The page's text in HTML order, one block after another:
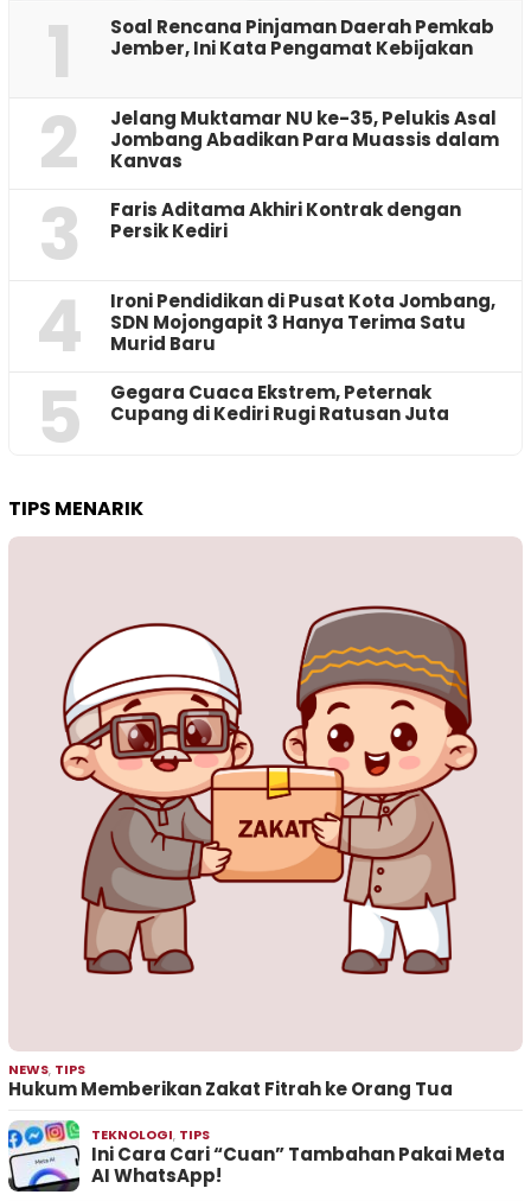
1
‎Soal Rencana Pinjaman Daerah Pemkab
Jember, Ini Kata Pengamat Kebijakan ‎
2
Jelang Muktamar NU ke-35, Pelukis Asal
Jombang Abadikan Para Muassis dalam
Kanvas
3
Faris Aditama Akhiri Kontrak dengan
Persik Kediri
4
Ironi Pendidikan di Pusat Kota Jombang,
SDN Mojongapit 3 Hanya Terima Satu
Murid Baru
5
‎Gegara Cuaca Ekstrem, Peternak
Cupang di Kediri Rugi Ratusan Juta
TIPS MENARIK
NEWS, TIPS
Hukum Memberikan Zakat Fitrah ke Orang Tua
TEKNOLOGI, TIPS
Ini Cara Cari “Cuan” Tambahan Pakai Meta
AI WhatsApp!